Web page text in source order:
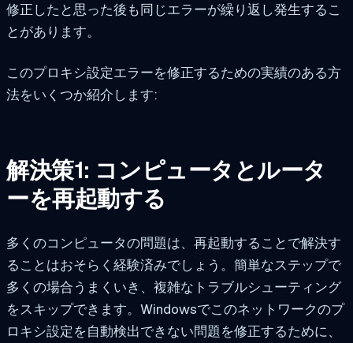
修正したと思った後も同じエラーが繰り返し発生するこ
とがあります。
このプロキシ設定エラーを修正するための実績のある方
法をいくつか紹介します:
解決策1: コンピュータとルータ
ーを再起動する
多くのコンピュータの問題は、再起動することで解決す
ることはおそらく経験済みでしょう。簡単なステップで
多くの場合うまくいき、複雑なトラブルシューティング
をスキップできます。Windowsでこのネットワークのプ
ロキシ設定を自動検出できない問題を修正するために、